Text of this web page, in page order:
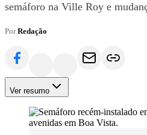
semáforo na Ville Roy e
PorRedação
Ver resumo